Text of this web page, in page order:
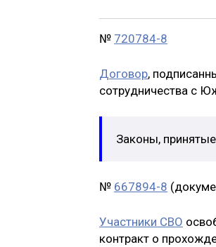
№ 720784-8
Договор,
сотрудничества с
Законы,
№ 667894-8
Участники СВО
контракт о